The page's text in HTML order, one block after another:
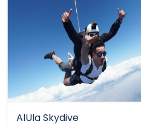
AlUla Skydive